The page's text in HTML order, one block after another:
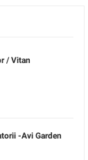
/ Vitan
-Avi Garden